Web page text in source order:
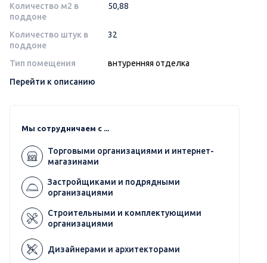
Количество м2 в
поддоне
50,88
Количество штук в
поддоне
32
Тип помещения
внтуренняя отделка
Перейти к описанию
Мы сотрудничаем с ...
Торговыми организациями и интернет-
магазинами
Застройщиками и подрядными
организациями
Строительными и комплектующими
организациями
Дизайнерами и архитекторами